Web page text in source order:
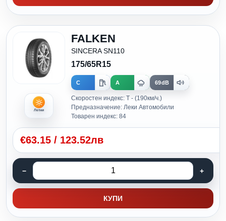
Летни
FALKEN
SINCERA SN110
175/65R15
C A 69dB
Скоростен индекс: T - (190км/ч.)
Предназначение: Леки Автомобили
Товарен индекс: 84
€63.15 / 123.52лв
КУПИ